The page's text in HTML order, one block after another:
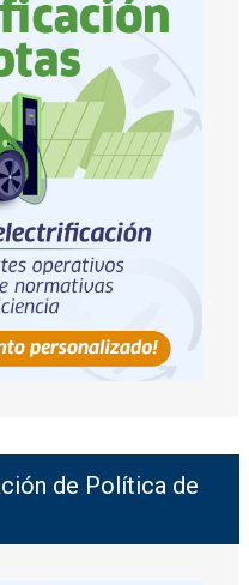
de Política de